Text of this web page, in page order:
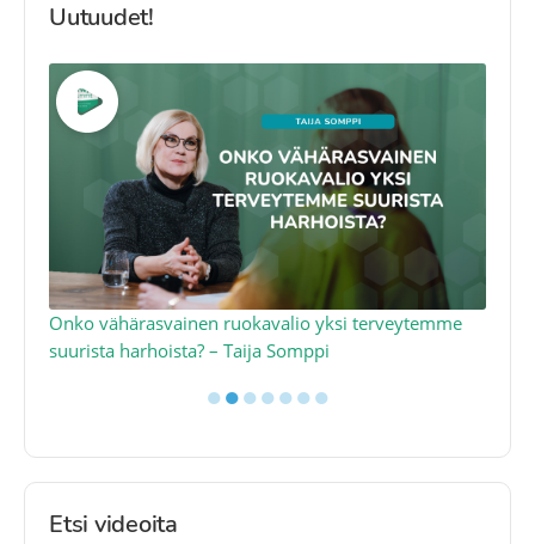
Uutuudet!
Onko vähärasvainen ruokavalio yksi terveytemme
suurista harhoista? – Taija Somppi
●●●●●●●
Etsi videoita